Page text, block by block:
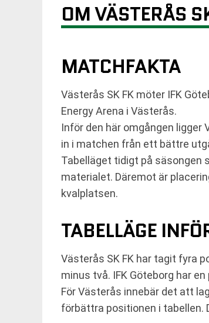
OM VÄSTERÅS
MATCHFAKTA
Västerås SK FK möter IFK
Energy Arena i Västerås.
Inför den här omgången
in i matchen från ett bättre
Tabelläget tidigt på säsongen
materialet. Däremot är
kvalplatsen.
TABELLÄGE
Västerås SK FK har tagit fyra
minus två. IFK Göteborg har
För Västerås innebär det att
förbättra positionen i tabellen.